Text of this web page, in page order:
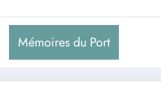
Mémoires du Port